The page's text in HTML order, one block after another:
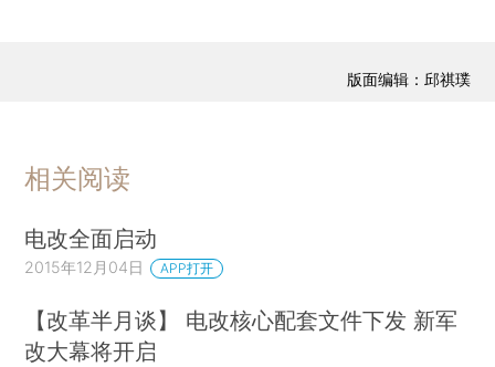
版面编辑：邱祺璞
相关阅读
电改全面启动
2015年12月04日 APP打开
【改革半月谈】 电改核心配套文件下发 新军
改大幕将开启